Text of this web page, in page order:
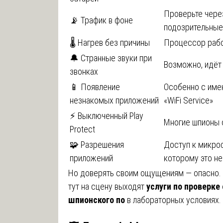
📡 Трафик в фоне
Проверьте
🌡️ Нагрев без причины
Процессор
🔔 Странные звуки при
звонках
Возможно, идёт
📱 Появление
незнакомых приложений
Особенно с
«WiFi Service»
⚡ Выключенный Play
Protect
Многие шпионы
🧩 Разрешения
приложений
Доступ к
которому это
Но доверять своим ощущениям — опасно.
тут на сцену выходятуслуги по
шпионского по в лабораторных условиях.